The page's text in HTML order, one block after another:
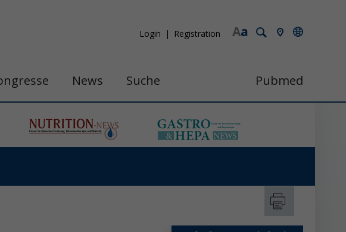
a
A
Login Registration
News Suche Pubmed